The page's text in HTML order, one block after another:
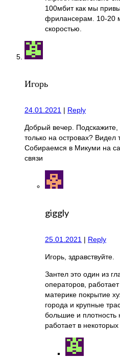
100мбит как мы
фрилансерам. 10-20
скоростью.
Игорь
24.01.2021 | Reply
Добрый вечер. Подскажите,
только на островах? Видел
Собираемся в Микуми на
связи
giggly
25.01.2021 | Reply
Игорь, здравствуйте.
Зантел это один из
операторов,
материке покрытие
города и крупные
большие и плотность
работает в